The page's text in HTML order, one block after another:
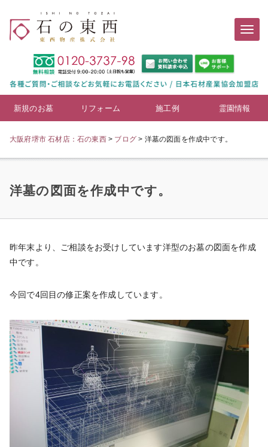
新規のお墓 リフォーム 施工例 霊園情報
大阪府堺市 石材店：石の東西> ブログ > 洋墓の図面を作成中です。
洋墓の図面を作成中です。
昨年末より、ご相談をお受けしています洋型のお墓の図面を作成
中です。
今回で4回目の修正案を作成しています。